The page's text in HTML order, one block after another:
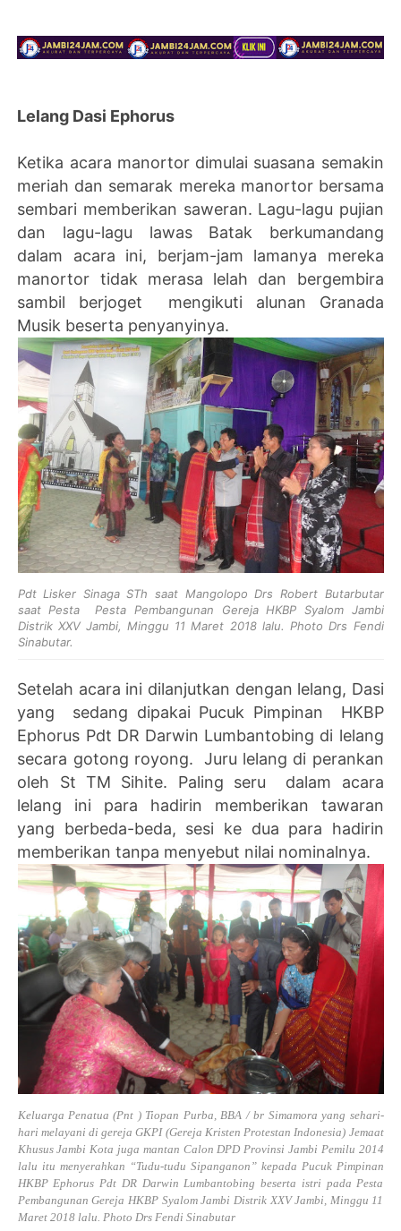
Lelang Dasi Ephorus
Ketika acara manortor dimulai suasana semakin
meriah dan semarak mereka manortor bersama
sembari memberikan saweran. Lagu-lagu pujian
dan lagu-lagu lawas Batak berkumandang
dalam acara ini, berjam-jam lamanya mereka
manortor tidak merasa lelah dan bergembira
sambil berjoget mengikuti alunan Granada
Musik beserta penyanyinya.
Pdt Lisker Sinaga STh saat Mangolopo Drs Robert Butarbutar
saat Pesta Pesta Pembangunan Gereja HKBP Syalom Jambi
Distrik XXV Jambi, Minggu 11 Maret 2018 lalu. Photo Drs Fendi
Sinabutar.
Setelah acara ini dilanjutkan dengan lelang, Dasi
yang sedang dipakai Pucuk Pimpinan HKBP
Ephorus Pdt DR Darwin Lumbantobing di lelang
secara gotong royong. Juru lelang di perankan
oleh St TM Sihite. Paling seru dalam acara
lelang ini para hadirin memberikan tawaran
yang berbeda-beda, sesi ke dua para hadirin
memberikan tanpa menyebut nilai nominalnya.
Keluarga Penatua (Pnt ) Tiopan Purba, BBA / br Simamora yang sehari-
hari melayani di gereja GKPI (Gereja Kristen Protestan Indonesia) Jemaat
Khusus Jambi Kota juga mantan Calon DPD Provinsi Jambi Pemilu 2014
lalu itu menyerahkan “Tudu-tudu Sipanganon” kepada Pucuk Pimpinan
HKBP Ephorus Pdt DR Darwin Lumbantobing beserta istri pada Pesta
Pembangunan Gereja HKBP Syalom Jambi Distrik XXV Jambi, Minggu 11
Maret 2018 lalu. Photo Drs Fendi Sinabutar